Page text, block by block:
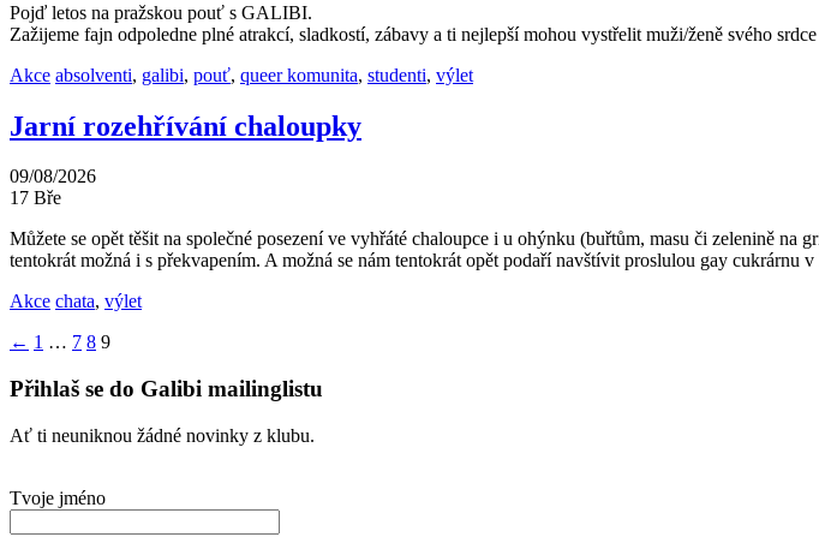
Pojď letos na pražskou pouť s GALIBI.
Zažijeme fajn odpoledne plné atrakcí, sladkostí, zábavy a ti nejlepší mohou vystřelit muži/ženě svého
Akce absolventi, galibi, pouť, queer komunita, studenti, výlet
Jarní rozehřívání chaloupky
09/08/2026
17 Bře
Můžete se opět těšit na společné posezení ve vyhřáté chaloupce i u ohýnku (buřtům, masu či zelenině
tentokrát možná i s překvapením. A možná se nám tentokrát opět podaří navštívit proslulou gay cukrárnu
Akce chata, výlet
Stránkování
příspěvků
← 1 … 7 8 9
Přihlaš se do Galibi mailinglistu
Ať ti neuniknou žádné novinky z klubu.
Tvoje jméno